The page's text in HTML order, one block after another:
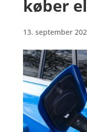
køber
13. september